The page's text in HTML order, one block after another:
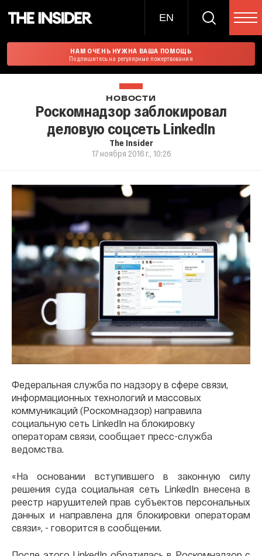
EN
НАМ ОЧЕНЬ НУЖНА ВАША ПОМОЩЬ
Подпишитесь на регулярные пожертвования
НОВОСТИ
Роскомнадзор заблокировал
деловую соцсеть LinkedIn
The Insider
17 ноября 2016 г., 10:26
Федеральная служба по надзору в сфере связи,
информационных технологий и массовых
коммуникаций (Роскомнадзор) направила
социальную сеть LinkedIn на блокировку
операторам связи, сообщает пресс-служба
ведомства.
«На основании вступившего в законную силу
решения суда социальная сеть LinkedIn внесена в
реестр нарушителей прав субъектов персональных
данных и направлена для блокировки операторам
связи», - говорится в сообщении.